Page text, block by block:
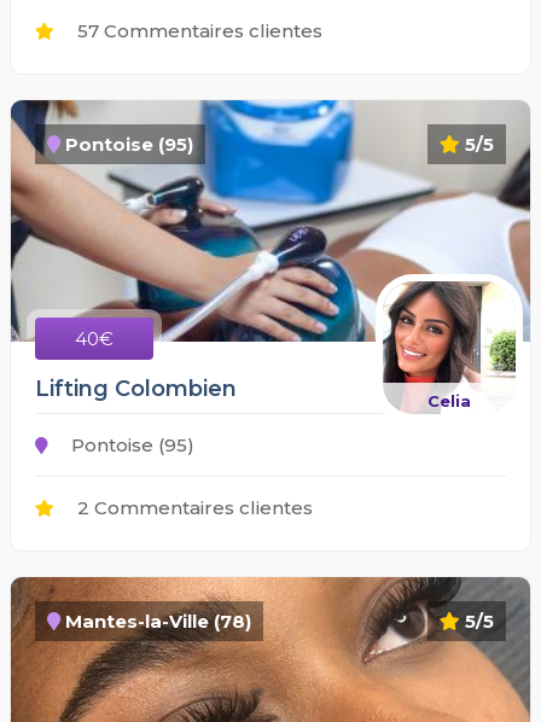
57 Commentaires clientes
5/5
Pontoise (95)
40€
Celia
Lifting Colombien
Pontoise (95)
2 Commentaires clientes
5/5
Mantes-la-Ville (78)